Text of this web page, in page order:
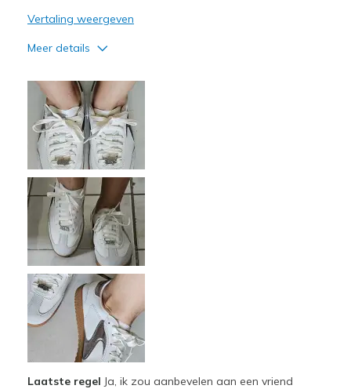
Vertaling weergeven
Meer details
Comfortable
Beste toepassingen
Casual Wear
Travel
Sizing Feels true to size
Laatste regel Ja, ik zou aanbevelen aan een vriend